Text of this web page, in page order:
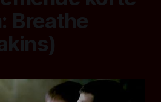
Breathe